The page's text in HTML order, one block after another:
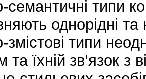
семантичні типи
однорідні
змістові типи
їхній зв’язок з